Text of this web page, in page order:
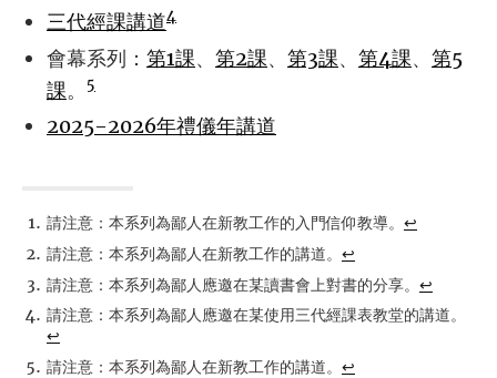
三代經課講道4
會幕系列： 第1課、 第2課、 第3課、 第4課、 第5
課。 5
2025-2026年禮儀年講道
請注意：本系列為鄙人在新教工作的入門信仰教導。 ↩
請注意：本系列為鄙人在新教工作的講道。 ↩
請注意：本系列為鄙人應邀在某讀書會上對書的分享。 ↩
請注意：本系列為鄙人應邀在某使用三代經課表教堂的講道。
↩
請注意：本系列為鄙人在新教工作的講道。 ↩